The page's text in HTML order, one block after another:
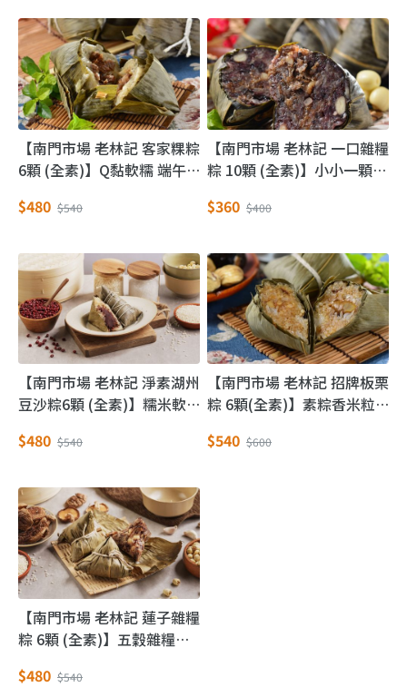
【南門市場 老林記 客家粿粽
6顆 (全素)】Q黏軟糯 端午
$480 $540
【南門市場 老林記 一口雜糧
粽 10顆 (全素)】小小一顆美
$360 $400
【南門市場 老林記 淨素湖州
豆沙粽6顆 (全素)】糯米軟
$480 $540
【南門市場 老林記 招牌板栗
粽 6顆(全素)】素粽香米粒
馬虎
$540 $600
【南門市場 老林記 蓮子雜糧
粽 6顆 (全素)】五穀雜糧美
$480 $540